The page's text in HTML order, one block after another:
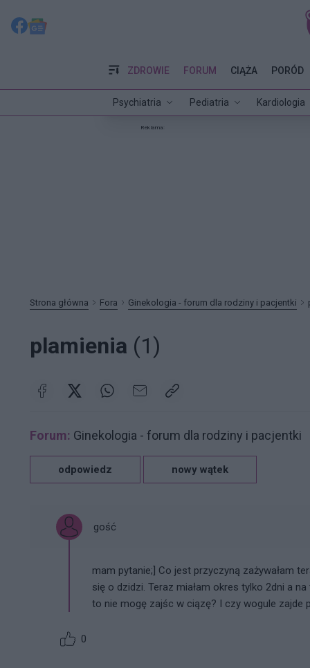
ZDROWIE
Psychiatria Pediatria Kardiologia
FORUM CIĄŻA PORÓD
Reklama:
Strona główna Fora Ginekologia - forum dla rodziny i pacjentki
plamienia (1)
Forum: Ginekologia - forum dla rodziny i pacjentki
odpowiedz nowy wątek
gość
mam pytanie;] Co jest przyczyną zażywałam
się o dzidzi. Teraz miałam okres tylko 2dni a
to nie mogę zajśc w ciązę? I czy wogule zajde
0